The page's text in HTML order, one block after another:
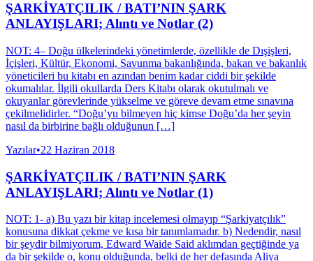
ŞARKİYATÇILIK / BATI’NIN ŞARK
ANLAYIŞLARI; Alıntı ve Notlar (2)
NOT: 4– Doğu ülkelerindeki yönetimlerde, özellikle de Dışişleri,
İçişleri, Kültür, Ekonomi, Savunma bakanlığında, bakan ve bakanlık
yöneticileri bu kitabı en azından benim kadar ciddi bir şekilde
okumalılar. İlgili okullarda Ders Kitabı olarak okutulmalı ve
okuyanlar görevlerinde yükselme ve göreve devam etme sınavına
çekilmelidirler. “Doğu’yu bilmeyen hiç kimse Doğu’da her şeyin
nasıl da birbirine bağlı olduğunun […]
Yazılar•22 Haziran 2018
ŞARKİYATÇILIK / BATI’NIN ŞARK
ANLAYIŞLARI; Alıntı ve Notlar (1)
NOT: 1- a) Bu yazı bir kitap incelemesi olmayıp “Şarkiyatçılık”
konusuna dikkat çekme ve kısa bir tanımlamadır. b) Nedendir, nasıl
bir şeydir bilmiyorum, Edward Waide Said aklımdan geçtiğinde ya
da bir şekilde o, konu olduğunda, belki de her defasında Aliya